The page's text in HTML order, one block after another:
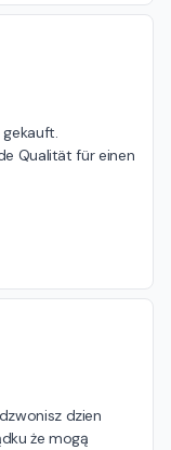
Qualität für einen
dzien
że mogą